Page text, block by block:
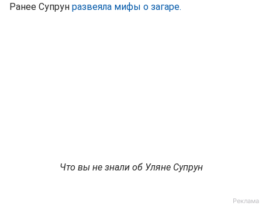
Ранее Супрун развеяла мифы о загаре.
Что вы не знали об Уляне Супрун